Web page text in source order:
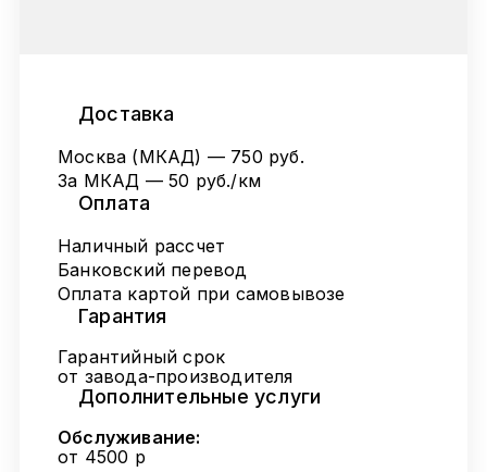
Доставка
Москва (МКАД) — 750 руб.
За МКАД — 50 руб./км
Оплата
Наличный рассчет
Банковский перевод
Оплата картой при самовывозе
Гарантия
Гарантийный срок
от завода-производителя
Дополнительные услуги
Обслуживание:
от 4500 р